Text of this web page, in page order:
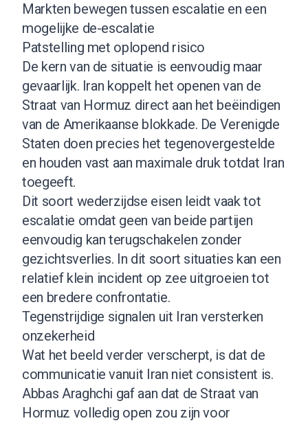
Markten bewegen tussen escalatie en een
mogelijke de-escalatie
Patstelling met oplopend risico
De kern van de situatie is eenvoudig maar
gevaarlijk. Iran koppelt het openen van de
Straat van Hormuz direct aan het beëindigen
van de Amerikaanse blokkade. De Verenigde
Staten doen precies het tegenovergestelde
en houden vast aan maximale druk totdat Iran
toegeeft.
Dit soort wederzijdse eisen leidt vaak tot
escalatie omdat geen van beide partijen
eenvoudig kan terugschakelen zonder
gezichtsverlies. In dit soort situaties kan een
relatief klein incident op zee uitgroeien tot
een bredere confrontatie.
Tegenstrijdige signalen uit Iran versterken
onzekerheid
Wat het beeld verder verscherpt, is dat de
communicatie vanuit Iran niet consistent is.
Abbas Araghchi gaf aan dat de Straat van
Hormuz volledig open zou zijn voor